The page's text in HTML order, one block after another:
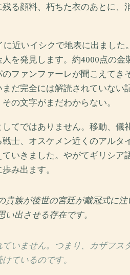
る顔料、朽ちた衣のあとに、
近いイシクで地表に出ました
を発見します。約4000点の金
ファンファーレが聞こえてき
だ完全には解読されていない
の文字がまだわからない。
てではありません。移動、儀
士、オスケメン近くのアルタ
いきました。やがてギリシア
み出ます。
族が後世の宮廷が戴冠式に
出させる存在です。
いません。つまり、カザフス
ているのです。